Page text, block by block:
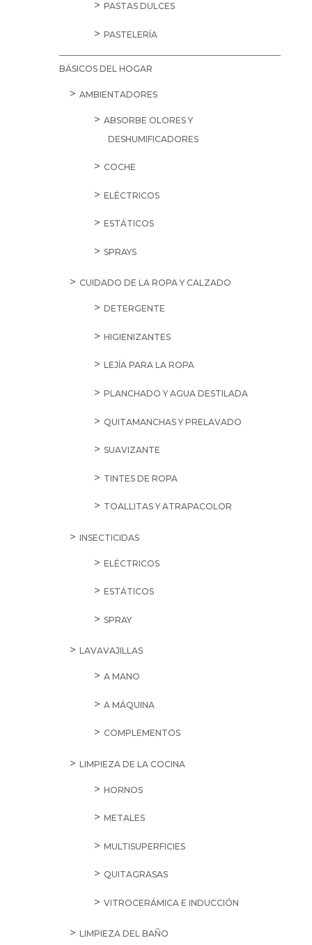
PASTAS DULCES
PASTELERÍA
BÁSICOS DEL HOGAR
AMBIENTADORES
ABSORBE OLORES Y
DESHUMIFICADORES
COCHE
ELÉCTRICOS
ESTÁTICOS
SPRAYS
CUIDADO DE LA ROPA Y CALZADO
DETERGENTE
HIGIENIZANTES
LEJÍA PARA LA ROPA
PLANCHADO Y AGUA DESTILADA
QUITAMANCHAS Y PRELAVADO
SUAVIZANTE
TINTES DE ROPA
TOALLITAS Y ATRAPACOLOR
INSECTICIDAS
ELÉCTRICOS
ESTÁTICOS
SPRAY
LAVAVAJILLAS
A MANO
A MÁQUINA
COMPLEMENTOS
LIMPIEZA DE LA COCINA
HORNOS
METALES
MULTISUPERFICIES
QUITAGRASAS
VITROCERÁMICA E INDUCCIÓN
LIMPIEZA DEL BAÑO